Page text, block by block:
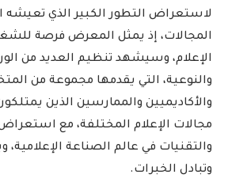
لاستعراض التطور الكبير الذي
المجالات، إذ يمثل المعرض فرصة
الإعلام، وسيشهد تنظيم العديد من
والنوعية، التي يقدمها مجموعة من
والأكاديميين والممارسين الذين
مجالات الإعلام المختلفة، مع استعراض
والتقنيات في عالم الصناعة الإعلامية،
وتبادل الخبرات.